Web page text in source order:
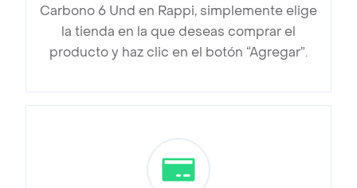
Carbono 6 Und en Rappi, simplemente elige
la tienda en la que deseas comprar el
producto y haz clic en el botón “Agregar”.